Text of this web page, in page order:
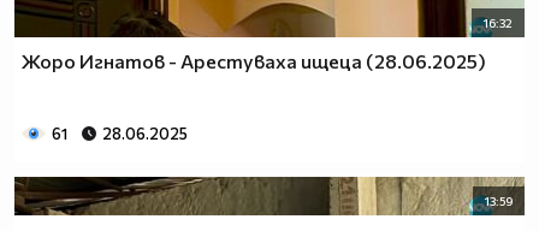
16:32
Жоро Игнатов - Арестуваха ищеца (28.06.2025)
61 28.06.2025
13:59